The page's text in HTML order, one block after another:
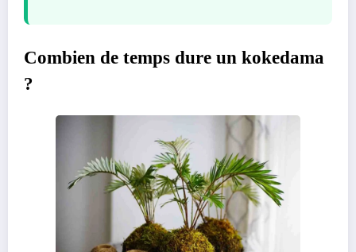
Combien de temps dure un kokedama
?